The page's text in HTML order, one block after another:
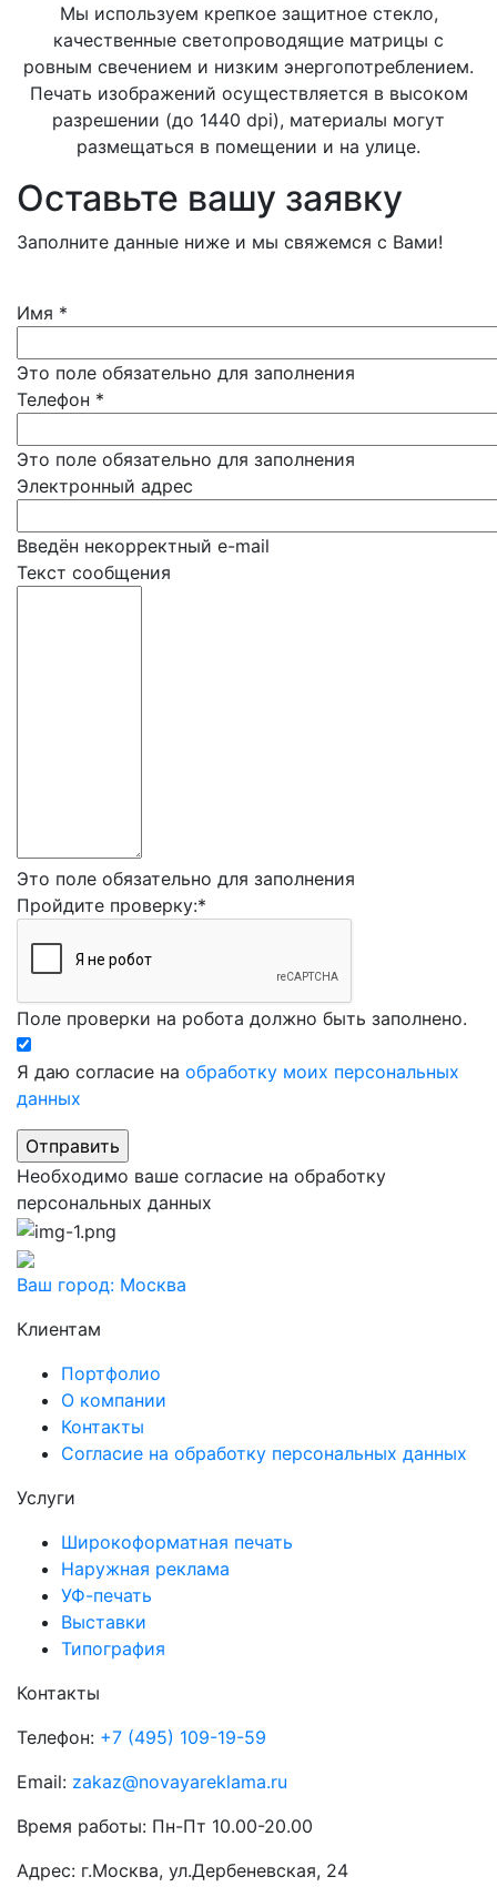
Мы используем крепкое защитное стекло,
качественные светопроводящие матрицы с
ровным свечением и низким энергопотреблением.
Печать изображений осуществляется в высоком
разрешении (до 1440 dpi), материалы могут
размещаться в помещении и на улице.
Оставьте вашу заявку
Заполните данные ниже и мы свяжемся с Вами!
Имя *
Это поле обязательно для заполнения
Телефон *
Это поле обязательно для заполнения
Электронный адрес
Введён некорректный e-mail
Текст сообщения
Это поле обязательно для заполнения
Пройдите проверку:*
Поле проверки на робота должно быть заполнено.
Я даю согласие на обработку моих персональных
данных
Необходимо ваше согласие на обработку
персональных данных
Ваш город: Москва
Клиентам
Портфолио
О компании
Контакты
Согласие на обработку персональных данных
Услуги
Широкоформатная печать
Наружная реклама
УФ-печать
Выставки
Типография
Контакты
Телефон: +7 (495) 109-19-59
Email: zakaz@novayareklama.ru
Время работы: Пн-Пт 10.00-20.00
Адрес: г.Москва, ул.Дербеневская, 24